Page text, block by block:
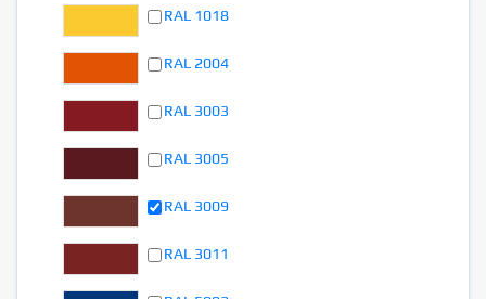
RAL 1018
RAL 2004
RAL 3003
RAL 3005
RAL 3009
RAL 3011